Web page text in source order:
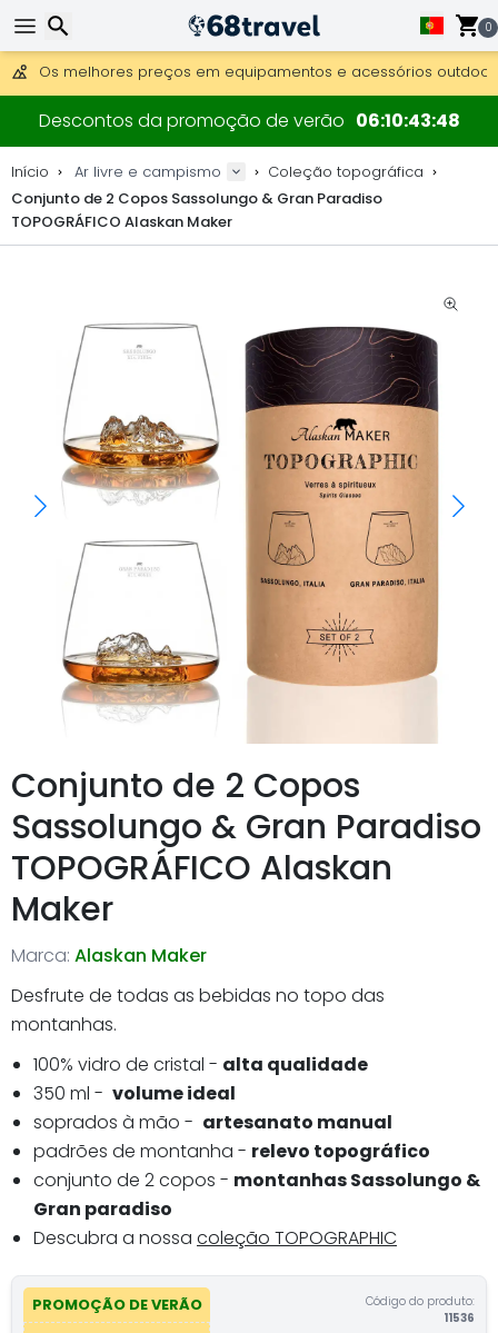
0
Obter envio gratuito para encomendas superiores a 249 €.
Overnight DHL Express também disponível.
30 dias para devolução, 90 dias para mapas de madeira e
Os melhores preços em equipamentos e acessórios outdoor.
Descontos da promoção de verão 06 10 43 47
Início Ar livre e campismo
Coleção topográfica
Conjunto de 2 Copos Sassolungo & Gran Paradiso
TOPOGRÁFICO Alaskan Maker
Conjunto de 2 Copos
Sassolungo & Gran Paradiso
TOPOGRÁFICO Alaskan
Maker
Marca: Alaskan Maker
Desfrute de todas as bebidas no topo das
montanhas.
100% vidro de cristal - alta qualidade
350 ml - volume ideal
soprados à mão - artesanato manual
padrões de montanha - relevo topográfico
conjunto de 2 copos - montanhas Sassolungo &
Gran paradiso
Descubra a nossa coleção TOPOGRAPHIC
PROMOÇÃO DE VERÃO
Código do produto:
11536
Pesquisar
Pesquisar